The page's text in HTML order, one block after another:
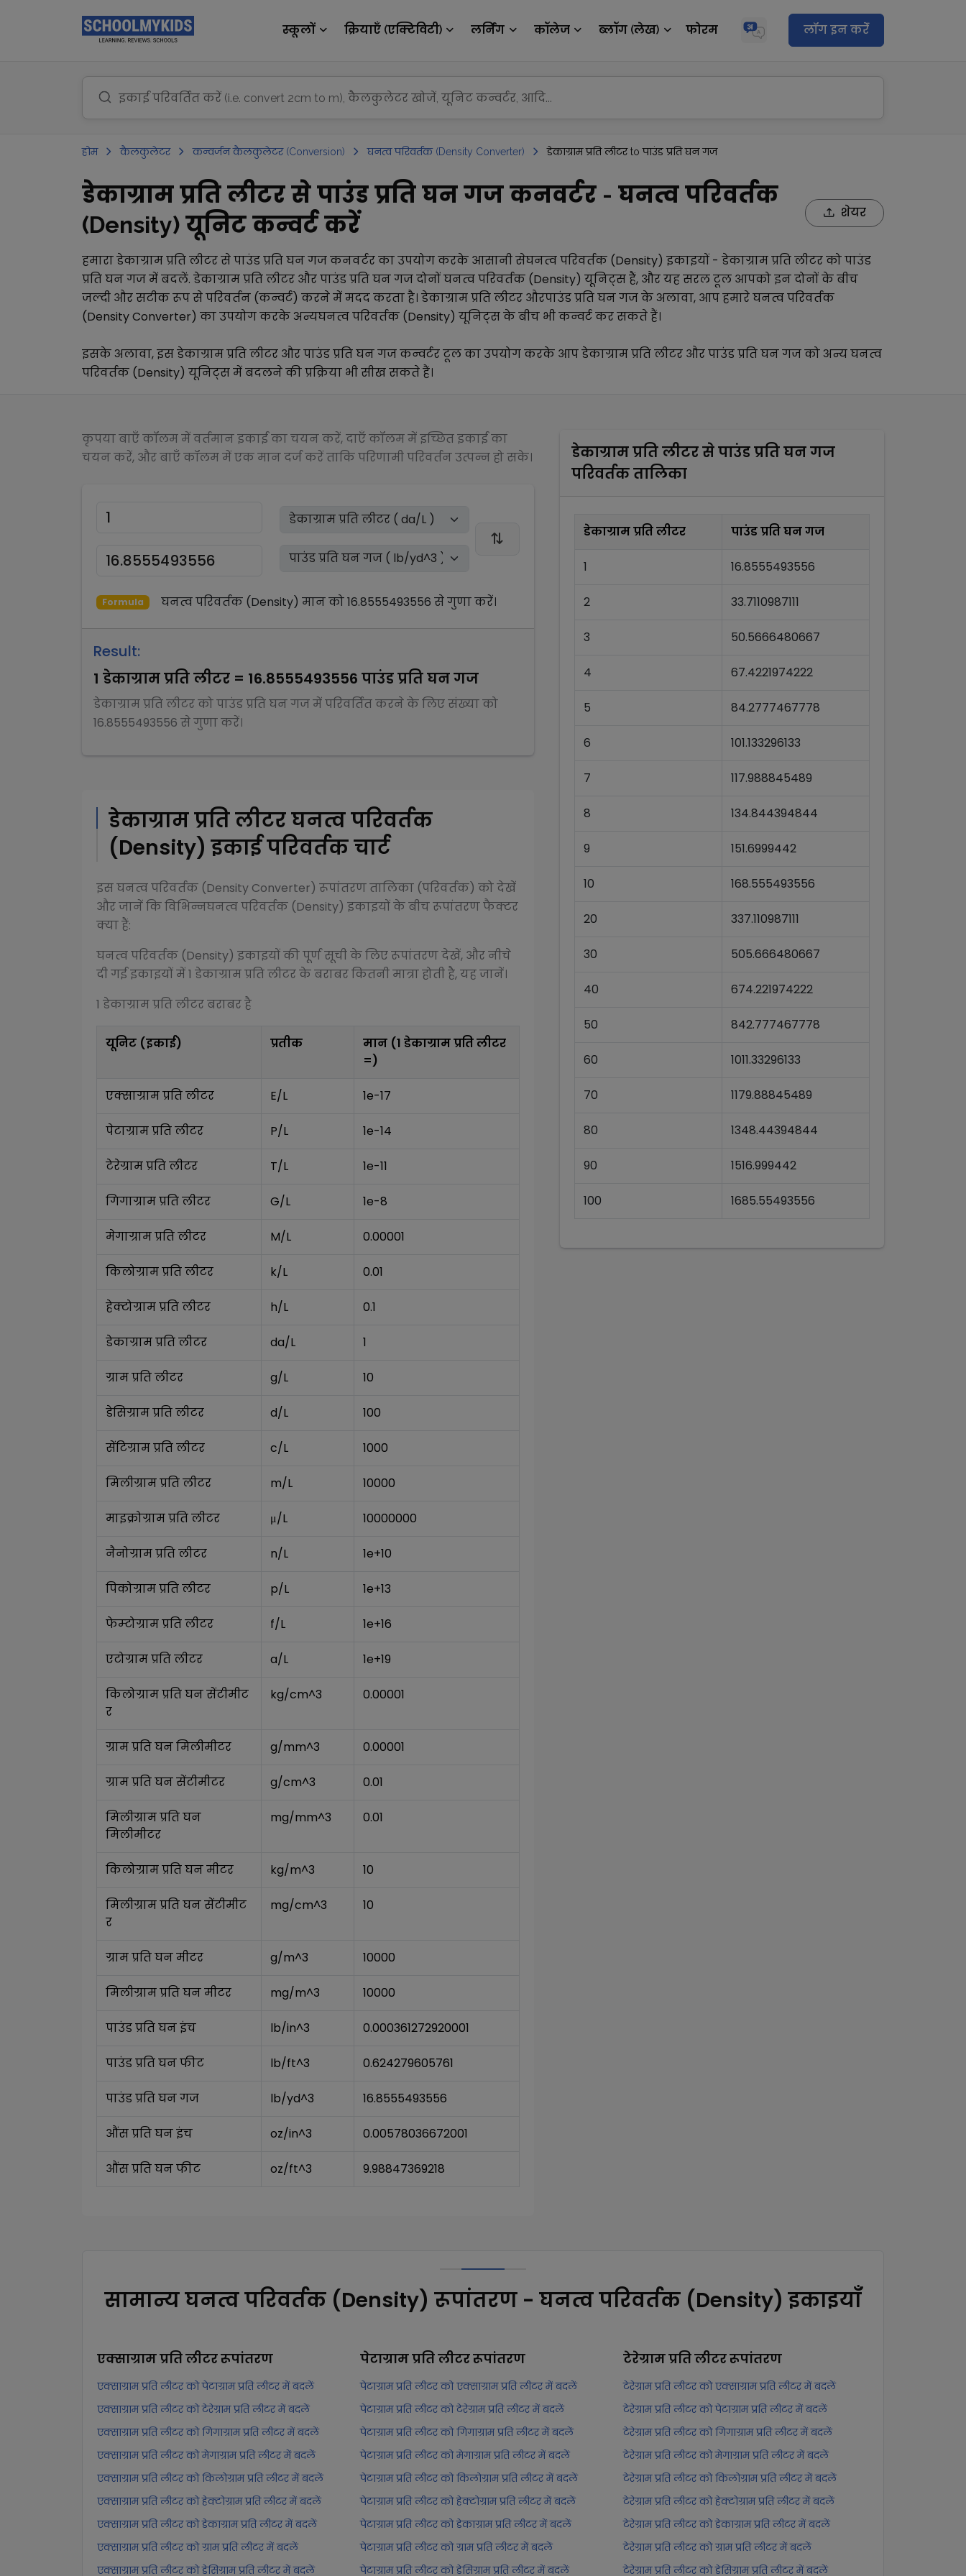
स्कूलों क्रियाएँ (एक्टिविटी) लर्निंग कॉलेज ब्लॉग (लेख) फोरम लॉग इन करेंं
होम कैलकुलेटर कन्वर्जन कैलकुलेटर (Conversion) घनत्व परिवर्तक (Density Converter) डेकाग्राम प्रति लीटर to पाउंड प्रति घन गज
डेकाग्राम प्रति लीटर से पाउंड प्रति घन गज कनवर्टर - घनत्व परिवर्तक
(Density) यूनिट कन्वर्ट करें
शेयर
हमाराडेकाग्राम प्रति लीटरसेपाउंड प्रति घन गजकनवर्टर का उपयोग करके आसानी सेघनत्व परिवर्तक (Density) इकाइयों - डेकाग्राम प्रति लीटरकोपाउंड
प्रति घन गजमें बदलें. डेकाग्राम प्रति लीटर औरपाउंड प्रति घन गजदोनोंघनत्व परिवर्तक (Density) यूनिट्स हैं, और यह सरल टूल आपको इन दोनों के बीच
जल्दी और सटीक रूप से परिवर्तन (कन्वर्ट) करने में मदद करता है। डेकाग्राम प्रति लीटर औरपाउंड प्रति घन गजके अलावा, आप हमारेघनत्व परिवर्तक
(Density Converter) का उपयोग करके अन्यघनत्व परिवर्तक (Density) यूनिट्स के बीच भी कन्वर्ट कर सकते हैं।
इसके अलावा, इसडेकाग्राम प्रति लीटर औरपाउंड प्रति घन गजकन्वर्टर टूल का उपयोग करके आपडेकाग्राम प्रति लीटर औरपाउंड प्रति घन गजको अन्यघनत्व
परिवर्तक (Density) यूनिट्स में बदलने की प्रक्रिया भी सीख सकते हैं।
कृपया बाएँ कॉलम में वर्तमान इकाई का चयन करें, दाएँ कॉलम में इच्छित इकाई का
चयन करें, और बाएँ कॉलम में एक मान दर्ज करें ताकि परिणामी परिवर्तन उत्पन्न हो सके।
Formula घनत्व परिवर्तक (Density) मान को16.8555493556 सेगुणाकरें।
Result:
1 डेकाग्राम प्रति लीटर = 16.8555493556 पाउंड प्रति घन गज
डेकाग्राम प्रति लीटरकोपाउंड प्रति घन गजमें परिवर्तित करने के लिए संख्या को
16.8555493556 सेगुणाकरें।
डेकाग्राम प्रति लीटरघनत्व परिवर्तक
(Density) इकाई परिवर्तक चार्ट
इसघनत्व परिवर्तक (Density Converter) रूपांतरण तालिका (परिवर्तक) को देखें
और जानें कि विभिन्नघनत्व परिवर्तक (Density) इकाइयों के बीच रूपांतरण फैक्टर
क्या हैं:
घनत्व परिवर्तक (Density) इकाइयों की पूर्ण सूची के लिए रूपांतरण देखें, और नीचे
दी गई इकाइयों में 1 डेकाग्राम प्रति लीटरके बराबर कितनी मात्रा होती है, यह जानें।
1 डेकाग्राम प्रति लीटरबराबर है
यूनिट (इकाई) प्रतीक मान (1 डेकाग्राम प्रति लीटर
=)
एक्साग्राम प्रति लीटर E/L 1e-17
पेटाग्राम प्रति लीटर P/L 1e-14
टेरेग्राम प्रति लीटर T/L 1e-11
गिगाग्राम प्रति लीटर G/L 1e-8
मेगाग्राम प्रति लीटर M/L 0.00001
किलोग्राम प्रति लीटर k/L 0.01
हेक्टोग्राम प्रति लीटर h/L 0.1
डेकाग्राम प्रति लीटर da/L 1
ग्राम प्रति लीटर g/L 10
डेसिग्राम प्रति लीटर d/L 100
सेंटिग्राम प्रति लीटर c/L 1000
मिलीग्राम प्रति लीटर m/L 10000
माइक्रोग्राम प्रति लीटर μ/L 10000000
नैनोग्राम प्रति लीटर n/L 1e+10
पिकोग्राम प्रति लीटर p/L 1e+13
फेम्टोग्राम प्रति लीटर f/L 1e+16
एटोग्राम प्रति लीटर a/L 1e+19
किलोग्राम प्रति घन सेंटीमीट
र
kg/cm^3 0.00001
ग्राम प्रति घन मिलीमीटर g/mm^3 0.00001
ग्राम प्रति घन सेंटीमीटर g/cm^3 0.01
मिलीग्राम प्रति घन
मिलीमीटर
mg/mm^3 0.01
किलोग्राम प्रति घन मीटर kg/m^3 10
मिलीग्राम प्रति घन सेंटीमीट
र
mg/cm^3 10
ग्राम प्रति घन मीटर g/m^3 10000
मिलीग्राम प्रति घन मीटर mg/m^3 10000
पाउंड प्रति घन इंच lb/in^3 0.000361272920001
पाउंड प्रति घन फीट lb/ft^3 0.624279605761
पाउंड प्रति घन गज lb/yd^3 16.8555493556
औंस प्रति घन इंच oz/in^3 0.00578036672001
औंस प्रति घन फीट oz/ft^3 9.98847369218
डेकाग्राम प्रति लीटरसेपाउंड प्रति घन गज
परिवर्तक तालिका
डेकाग्राम प्रति लीटर पाउंड प्रति घन गज
1 16.8555493556
2 33.7110987111
3 50.5666480667
4 67.4221974222
5 84.2777467778
6 101.133296133
7 117.988845489
8 134.844394844
9 151.6999442
10 168.555493556
20 337.110987111
30 505.666480667
40 674.221974222
50 842.777467778
60 1011.33296133
70 1179.88845489
80 1348.44394844
90 1516.999442
100 1685.55493556
सामान्य घनत्व परिवर्तक (Density) रूपांतरण - घनत्व परिवर्तक (Density) इकाइयाँ
एक्साग्राम प्रति लीटररूपांतरण
एक्साग्राम प्रति लीटर को पेटाग्राम प्रति लीटर में बदलें
एक्साग्राम प्रति लीटर को टेरेग्राम प्रति लीटर में बदलें
एक्साग्राम प्रति लीटर को गिगाग्राम प्रति लीटर में बदलें
एक्साग्राम प्रति लीटर को मेगाग्राम प्रति लीटर में बदलें
एक्साग्राम प्रति लीटर को किलोग्राम प्रति लीटर में बदलें
एक्साग्राम प्रति लीटर को हेक्टोग्राम प्रति लीटर में बदलें
एक्साग्राम प्रति लीटर को डेकाग्राम प्रति लीटर में बदलें
एक्साग्राम प्रति लीटर को ग्राम प्रति लीटर में बदलें
एक्साग्राम प्रति लीटर को डेसिग्राम प्रति लीटर में बदलें
पेटाग्राम प्रति लीटररूपांतरण
पेटाग्राम प्रति लीटर को एक्साग्राम प्रति लीटर में बदलें
पेटाग्राम प्रति लीटर को टेरेग्राम प्रति लीटर में बदलें
पेटाग्राम प्रति लीटर को गिगाग्राम प्रति लीटर में बदलें
पेटाग्राम प्रति लीटर को मेगाग्राम प्रति लीटर में बदलें
पेटाग्राम प्रति लीटर को किलोग्राम प्रति लीटर में बदलें
पेटाग्राम प्रति लीटर को हेक्टोग्राम प्रति लीटर में बदलें
पेटाग्राम प्रति लीटर को डेकाग्राम प्रति लीटर में बदलें
पेटाग्राम प्रति लीटर को ग्राम प्रति लीटर में बदलें
पेटाग्राम प्रति लीटर को डेसिग्राम प्रति लीटर में बदलें
टेरेग्राम प्रति लीटररूपांतरण
टेरेग्राम प्रति लीटर को एक्साग्राम प्रति लीटर में बदलें
टेरेग्राम प्रति लीटर को पेटाग्राम प्रति लीटर में बदलें
टेरेग्राम प्रति लीटर को गिगाग्राम प्रति लीटर में बदलें
टेरेग्राम प्रति लीटर को मेगाग्राम प्रति लीटर में बदलें
टेरेग्राम प्रति लीटर को किलोग्राम प्रति लीटर में बदलें
टेरेग्राम प्रति लीटर को हेक्टोग्राम प्रति लीटर में बदलें
टेरेग्राम प्रति लीटर को डेकाग्राम प्रति लीटर में बदलें
टेरेग्राम प्रति लीटर को ग्राम प्रति लीटर में बदलें
टेरेग्राम प्रति लीटर को डेसिग्राम प्रति लीटर में बदलें